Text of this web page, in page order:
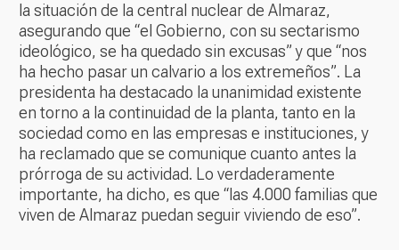
la situación de la central nuclear de Almaraz,
asegurando que “el Gobierno, con su sectarismo
ideológico, se ha quedado sin excusas” y que “nos
ha hecho pasar un calvario a los extremeños”. La
presidenta ha destacado la unanimidad existente
en torno a la continuidad de la planta, tanto en la
sociedad como en las empresas e instituciones, y
ha reclamado que se comunique cuanto antes la
prórroga de su actividad. Lo verdaderamente
importante, ha dicho, es que “las 4.000 familias que
viven de Almaraz puedan seguir viviendo de eso”.